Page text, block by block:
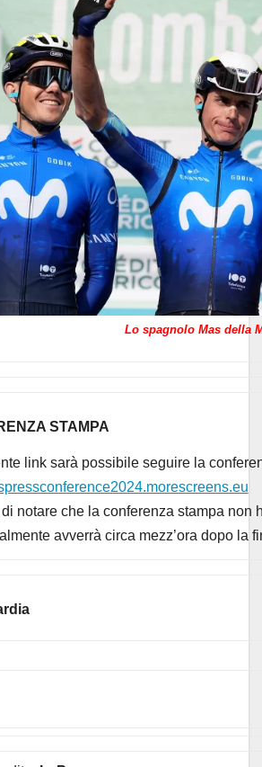
Lo spagnolo Mas della
STAMPA
link sarà possibile seguire la
notare che la conferenza stampa non
avverrà circa mezz’ora dopo la